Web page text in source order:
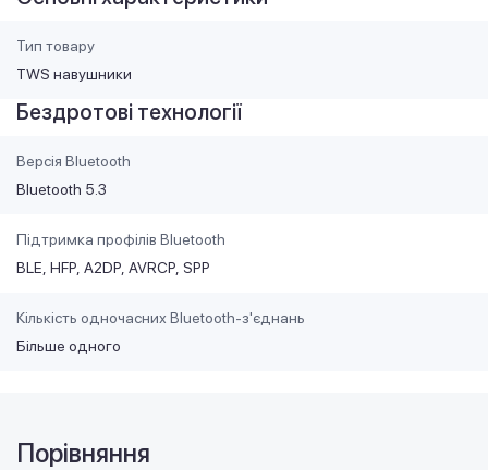
Тип товару
TWS навушники
Бездротові технології
Версія Bluetooth
Bluetooth 5.3
Підтримка профілів Bluetooth
BLE HFP A2DP AVRCP SPP
Кількість одночасних Bluetooth-з'єднань
Більше одного
Порівняння